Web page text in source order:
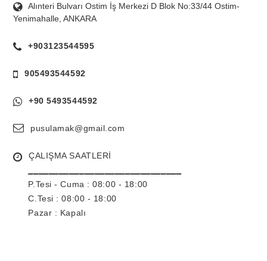
Alınteri Bulvarı Ostim İş Merkezi D Blok No:33/44 Ostim-
Yenimahalle, ANKARA
+903123544595
905493544592
+90 5493544592
pusulamak@gmail.com
ÇALIŞMA SAATLERİ
P.Tesi - Cuma : 08:00 - 18:00
C.Tesi : 08:00 - 18:00
Pazar : Kapalı